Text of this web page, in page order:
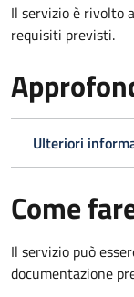
Il servizio è rivolto
requisiti previsti.
Ulteriori
Come
Il servizio può
documentazione